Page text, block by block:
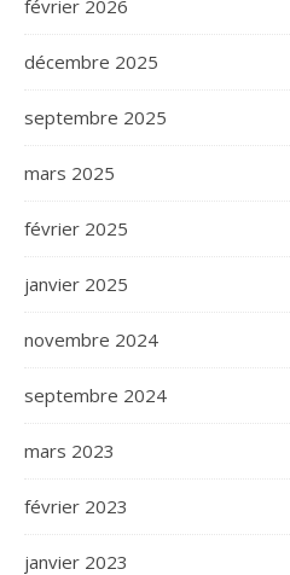
février 2026
décembre 2025
septembre 2025
mars 2025
février 2025
janvier 2025
novembre 2024
septembre 2024
mars 2023
février 2023
janvier 2023